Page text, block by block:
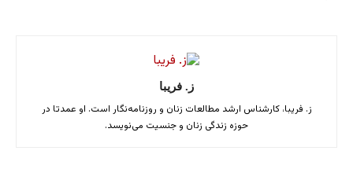
ز. فریبا
ز. فریبا، کارشناس ارشد مطالعات زنان و روزنامه‌نگار است. او‌ عمدتا در
حوزه زندگی زنان و جنسیت می‌نویسد.